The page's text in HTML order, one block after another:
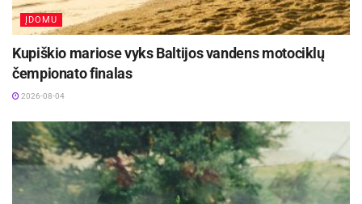
ĮDOMU
Kupiškio mariose vyks Baltijos vandens motociklų
čempionato finalas
2026-08-04